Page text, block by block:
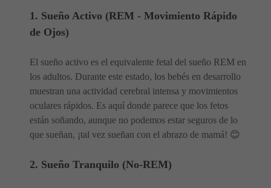
1. Sueño Activo (REM - Movimiento Rápido
de Ojos)
El sueño activo es el equivalente fetal del sueño REM en
los adultos. Durante este estado, los bebés en desarrollo
muestran una actividad cerebral intensa y movimientos
oculares rápidos. Es aquí donde parece que los fetos
están soñando, aunque no podemos estar seguros de lo
que sueñan, ¡tal vez sueñan con el abrazo de mamá! 😊
2. Sueño Tranquilo (No-REM)